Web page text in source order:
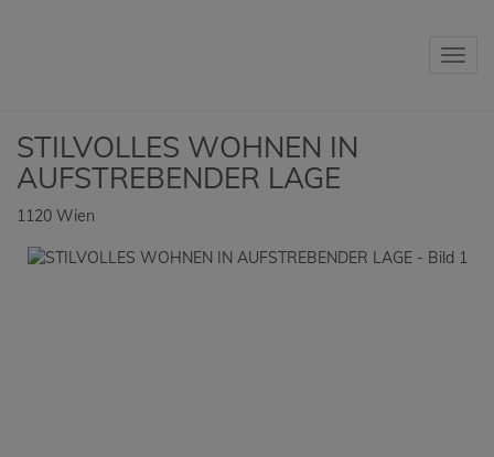
STILVOLLES WOHNEN IN
AUFSTREBENDER LAGE
1120 Wien